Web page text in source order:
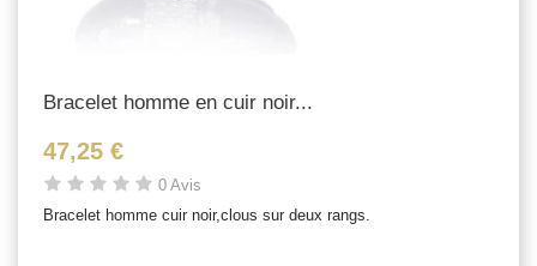
Bracelet homme en cuir noir...
47,25 €
0 Avis
Bracelet homme cuir noir,clous sur deux rangs.